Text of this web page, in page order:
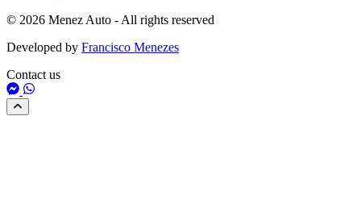
© 2026 Menez Auto - All rights reserved
Developed by Francisco Menezes
Contact us